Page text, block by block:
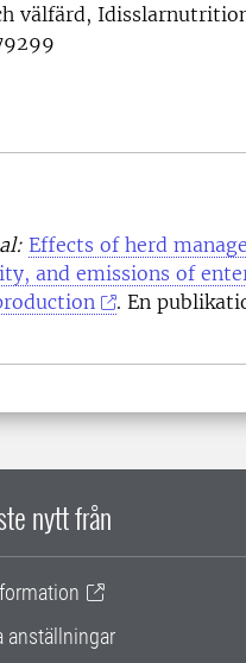
välfärd,
Effects of herd
and emissions of
. En
nytt från
anställningar